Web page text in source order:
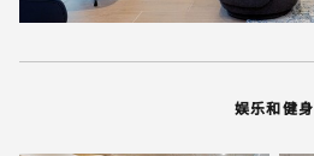
娱乐和健身